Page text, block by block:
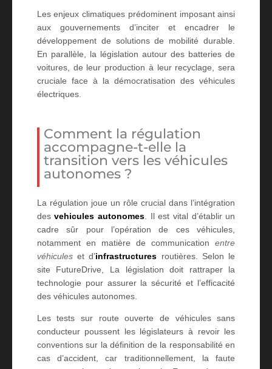
Les enjeux climatiques prédominent imposant ainsi
aux gouvernements d’inciter et encadrer le
développement de solutions de mobilité durable.
En parallèle, la législation autour des batteries de
voitures, de leur production à leur recyclage, sera
cruciale face à la démocratisation des véhicules
électriques.
Comment la régulation
accompagne-t-elle la
transition vers les véhicules
autonomes ?
La régulation joue un rôle crucial dans l’intégration
desvehicules autonomes. Il est vital d’établir un
cadre sûr pour l’opération de ces véhicules,
notamment en matière de communicationentre
véhiculeset d’infrastructures routières. Selon le
site FutureDrive, La législation doit rattraper la
technologie pour assurer la sécurité et l’efficacité
des véhicules autonomes.
Les tests sur route ouverte de véhicules sans
conducteur poussent les législateurs à revoir les
conventions sur la définition de la responsabilité en
cas d’accident, car traditionnellement, la faute